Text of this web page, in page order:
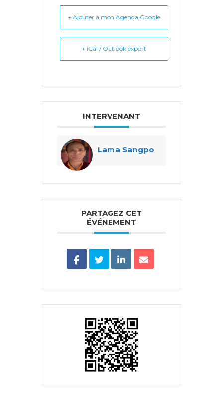
+ Ajouter à mon Agenda Google
+ iCal / Outlook export
INTERVENANT
Lama Sangpo
PARTAGEZ CET
ÉVÉNEMENT